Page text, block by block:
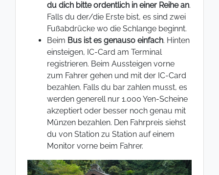
du dich bitte ordentlich in einer Reihe an.
Falls du der/die Erste bist, es sind zwei
Fußabdrücke wo die Schlange beginnt.
Beim Bus ist es genauso einfach. Hinten
einsteigen, IC-Card am Terminal
registrieren. Beim Aussteigen vorne
zum Fahrer gehen und mit der IC-Card
bezahlen. Falls du bar zahlen musst, es
werden generell nur 1.000 Yen-Scheine
akzeptiert oder besser noch genau mit
Münzen bezahlen. Den Fahrpreis siehst
du von Station zu Station auf einem
Monitor vorne beim Fahrer.